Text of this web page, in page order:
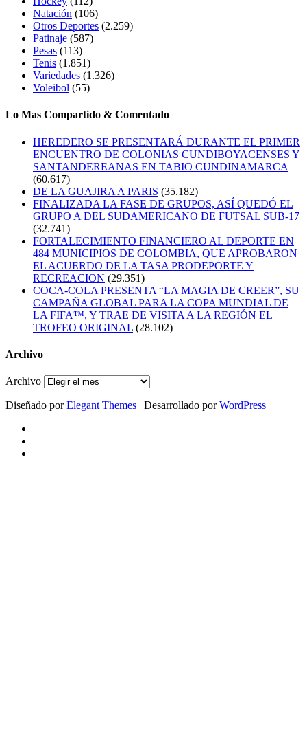
Natación (106)
Otros Deportes (2.259)
Patinaje (587)
Pesas (113)
Tenis (1.851)
Variedades (1.326)
Voleibol (55)
Lo Mas Compartido & Comentado
HEREDERO SE PRESENTARÁ DURANTE EL PRIMER
ENCUENTRO DE COLONIAS CUNDIBOYACENSES Y
SANTANDEREANAS EN TABIO CUNDINAMARCA
(60.617)
DE LA GUAJIRA A PARIS (35.182)
FINALIZADA LA FASE DE GRUPOS, ASÍ QUEDÓ EL
GRUPO A DEL SUDAMERICANO DE FUTSAL SUB-17
(32.741)
FORTALECIMIENTO FINANCIERO AL DEPORTE EN
484 MUNICIPIOS DE COLOMBIA, QUE APROBARON
EL ACUERDO DE LA TASA PRODEPORTE Y
RECREACION (29.351)
COCA-COLA PRESENTA “LA MAGIA DE CREER”, SU
CAMPAÑA GLOBAL PARA LA COPA MUNDIAL DE
LA FIFA™, Y TRAE DE VISITA A LA REGIÓN EL
TROFEO ORIGINAL (28.102)
Archivo
Archivo
Diseñado porElegant Themes | Desarrollado porWordPress